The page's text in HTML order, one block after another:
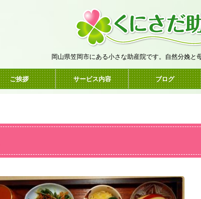
岡山県笠岡市にある小さな助産院です。自然分娩と
ご挨拶 サービス内容 ブログ